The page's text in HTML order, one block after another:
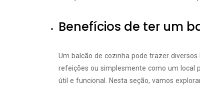
Benefícios de ter um
Um balcão de cozinha pode trazer
refeições ou simplesmente como um local
útil e funcional. Nesta seção, vamos